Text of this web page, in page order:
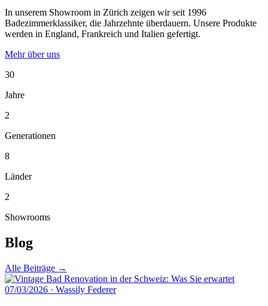
In unserem Showroom in Zürich zeigen wir seit 1996
Badezimmerklassiker, die Jahrzehnte überdauern. Unsere Produkte
werden in England, Frankreich und Italien gefertigt.
Mehr über uns
30
Jahre
2
Generationen
8
Länder
2
Showrooms
Blog
Alle Beiträge →
07/03/2026 · Wassily Federer